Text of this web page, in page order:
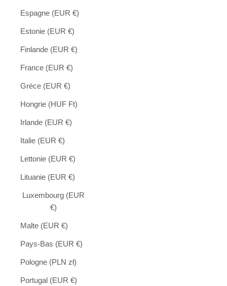
Espagne (EUR €)
Estonie (EUR €)
Finlande (EUR €)
France (EUR €)
Grèce (EUR €)
Hongrie (HUF Ft)
Irlande (EUR €)
Italie (EUR €)
Lettonie (EUR €)
Lituanie (EUR €)
Luxembourg (EUR
€)
Malte (EUR €)
Pays-Bas (EUR €)
Pologne (PLN zł)
Portugal (EUR €)